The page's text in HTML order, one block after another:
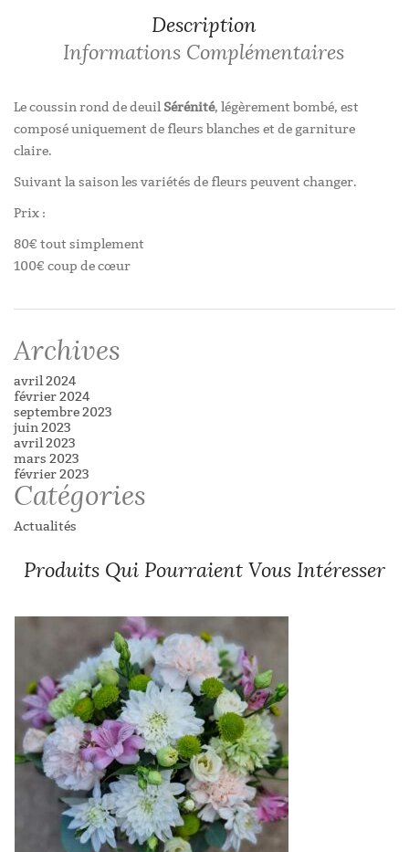
Description
Informations Complémentaires
Le coussin rond de deuilSérénité, légèrement bombé, est
composé uniquement de fleurs blanches et de garniture
claire.
Suivant la saison les variétés de fleurs peuvent changer.
Prix :
80€ tout simplement
100€ coup de cœur
Archives
avril 2024
février 2024
septembre 2023
juin 2023
avril 2023
mars 2023
février 2023
Catégories
Actualités
Produits Qui Pourraient Vous Intéresser